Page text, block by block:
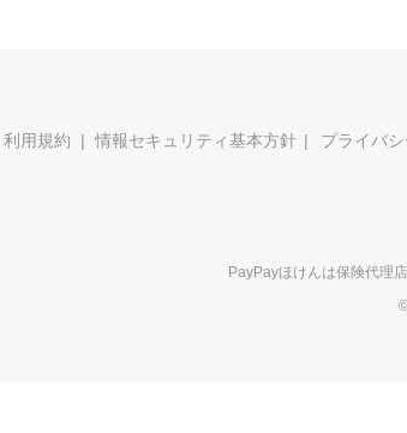
利用規約 情報セキュリティ基本方針 プライバ
PayPayほけんは保険代理